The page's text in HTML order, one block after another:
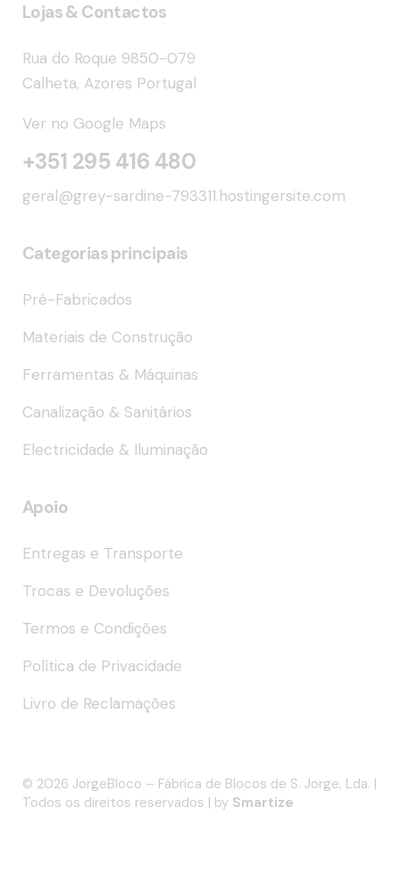
Lojas & Contactos
Rua do Roque 9850-079
Calheta, Azores Portugal
Ver no Google Maps
+351 295 416 480
geral@grey-sardine-793311.hostingersite.com
Categorias principais
Pré-Fabricados
Materiais de Construção
Ferramentas & Máquinas
Canalização & Sanitários
Electricidade & Iluminação
Apoio
Entregas e Transporte
Trocas e Devoluções
Termos e Condições
Política de Privacidade
Livro de Reclamações
© 2026 JorgeBloco – Fábrica de Blocos de S. Jorge, Lda. |
Todos os direitos reservados | by Smartize